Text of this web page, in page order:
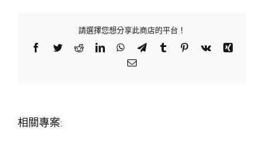
請選擇您想分享此商店的平台！
Facebook
TwitterRedditLinkedInWhatsApp
TelegramTumblr Pinterest
Vk
Xing
Email:
相關專案: